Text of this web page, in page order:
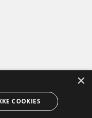
×
COOKIES